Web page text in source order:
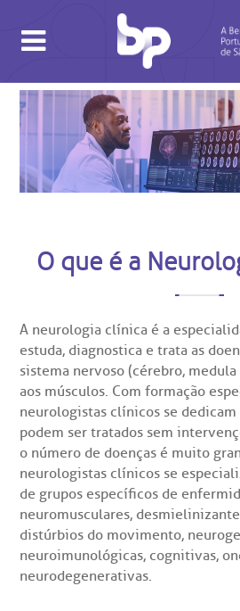
E EXAMES
de consultas e exames
24H
SAC
AS UNIDADES
Hospital BP
e Pesquisa
SERVIÇOS
ÚTEIS
de Oncologia e Hematologia
Neurologia
O que é a
A neurologia clínica é a
estuda, diagnostica e trata as
sistema nervoso (cérebro,
aos músculos. Com formação
neurologistas clínicos se dedicam
podem ser tratados sem
o número de doenças é muito
neurologistas clínicos se
de grupos específicos de
neuromusculares,
distúrbios do movimento,
neuroimunológicas, cognitivas,
neurodegenerativas.